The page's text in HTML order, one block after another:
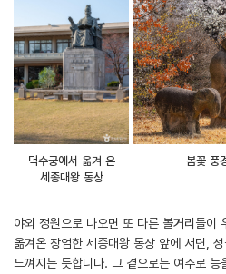
덕수궁에서 옮겨 온
세종대왕 동상
봄꽃 풍
야외 정원으로 나오면 또 다른 볼거리들이
옮겨온 장엄한 세종대왕 동상 앞에 서면,
느껴지는 듯합니다. 그 곁으로는 여주로